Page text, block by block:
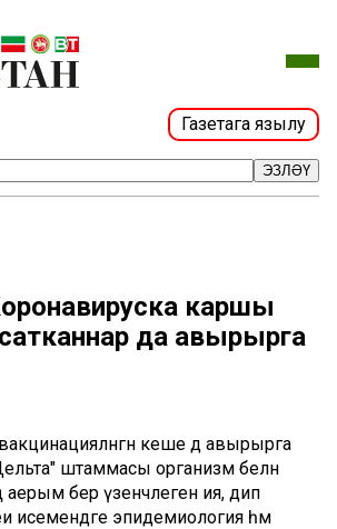
Газетага язылу
ЭЗЛӘҮ
каршы
да авырырга
кеше дә авырырга
штаммасы организм белән
аерым бер үзенчәлегенә ия, дип
исемендәге эпидемиология һәм